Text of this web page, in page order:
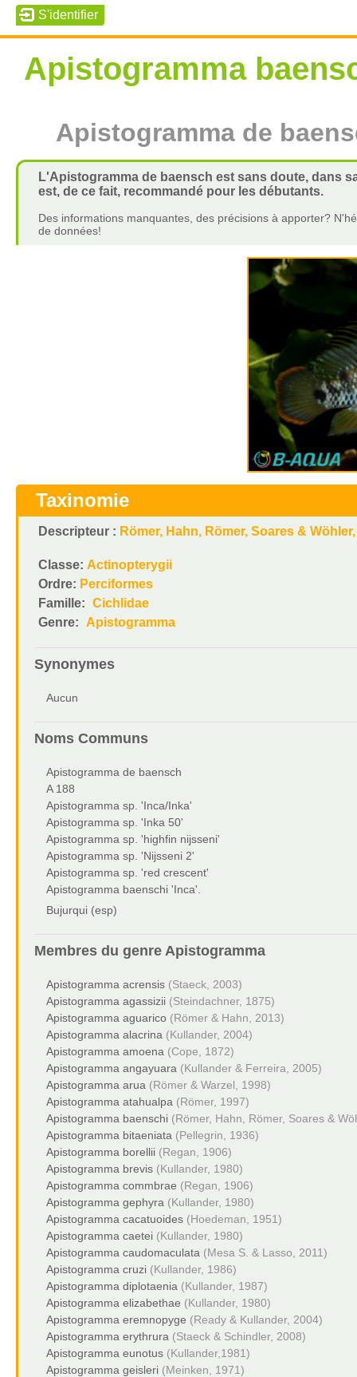
Apistogramma
Apistogramma de
L'Apistogramma de baensch est sans doute, dans
est, de ce fait, recommandé pour les débutants.
Des informations manquantes, des précisions à apporter?
de données!
Taxinomie
Descripteur : Römer, Hahn, Römer, Soares &
Classe: Actinopterygii
Ordre: Perciformes
Famille: Cichlidae
Genre: Apistogramma
Synonymes
Aucun
Noms Communs
Apistogramma de baensch
A 188
Apistogramma sp. 'Inca/Inka'
Apistogramma sp. 'Inka 50'
Apistogramma sp. 'highfin nijsseni'
Apistogramma sp. 'Nijsseni 2'
Apistogramma sp. 'red crescent'
Apistogramma baenschi 'Inca'.
Bujurqui (esp)
Membres du genre Apistogramma
Apistogramma acrensis (Staeck, 2003)
Apistogramma agassizii (Steindachner, 1875)
Apistogramma aguarico (Römer & Hahn, 2013)
Apistogramma alacrina (Kullander, 2004)
Apistogramma amoena (Cope, 1872)
Apistogramma angayuara (Kullander & Ferreira, 2005)
Apistogramma arua (Römer & Warzel, 1998)
Apistogramma atahualpa (Römer, 1997)
Apistogramma baenschi (Römer, Hahn, Römer, Soares &
Apistogramma bitaeniata (Pellegrin, 1936)
Apistogramma borellii (Regan, 1906)
Apistogramma brevis (Kullander, 1980)
Apistogramma commbrae (Regan, 1906)
Apistogramma gephyra (Kullander, 1980)
Apistogramma cacatuoides (Hoedeman, 1951)
Apistogramma caetei (Kullander, 1980)
Apistogramma caudomaculata (Mesa S. & Lasso, 2011)
Apistogramma cruzi (Kullander, 1986)
Apistogramma diplotaenia (Kullander, 1987)
Apistogramma elizabethae (Kullander, 1980)
Apistogramma eremnopyge (Ready & Kullander, 2004)
Apistogramma erythrura (Staeck & Schindler, 2008)
Apistogramma eunotus (Kullander,1981)
Apistogramma geisleri (Meinken, 1971)